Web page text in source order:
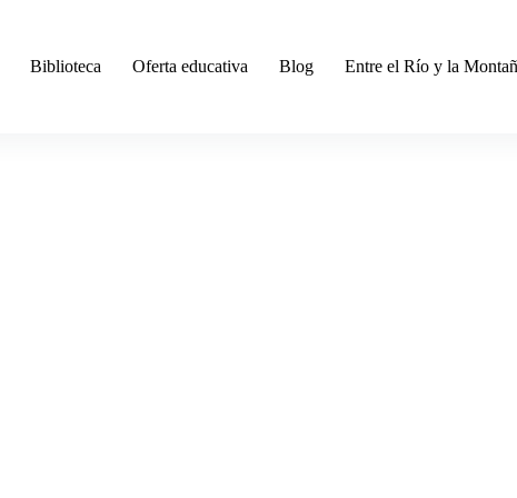
Biblioteca Oferta educativa Blog Entre el Río y la